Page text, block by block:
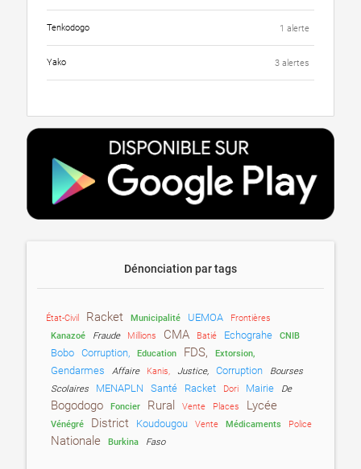
Tenkodogo 1 alerte
Yako 3 alertes
Dénonciation par tags
État-Civil Racket Municipalité UEMOA
Frontières
Kanazoé
Fraude Millions CMA Batié Echograhe CNIB
Bobo Corruption, Education FDS, Extorsion,
Gendarmes Affaire Kanis, Justice, Corruption
Bourses
Scolaires
MENAPLN Santé Racket Dori Mairie De
Bogodogo Foncier Rural Vente Places Lycée
Vénégré District Koudougou Vente Médicaments Police
Nationale Burkina Faso